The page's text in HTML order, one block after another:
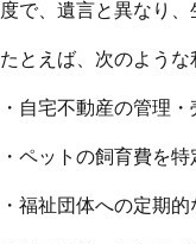
度で、遺言と異なり、
たとえば、次のような
・自宅不動産の管理
・ペットの飼育費を
・福祉団体への定期